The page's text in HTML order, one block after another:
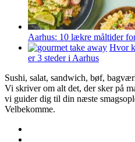
Aarhus: 10 lækre måltider
Hvor
er 3 steder i Aarhus
Sushi, salat, sandwich, bøf,
Vi skriver om alt det, der sker på
vi guider dig til din næste
Velbekomme.